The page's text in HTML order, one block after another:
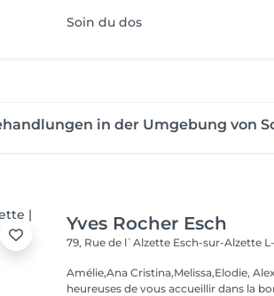
Soin du dos
in der Umgebung von
Yves Rocher Esch
79, Rue de l`Alzette Esch-sur-Alzette L-
Amélie,Ana Cristina,Melissa,Elodie,
heureuses de vous accueillir dans la